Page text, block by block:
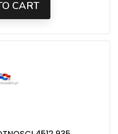
CART